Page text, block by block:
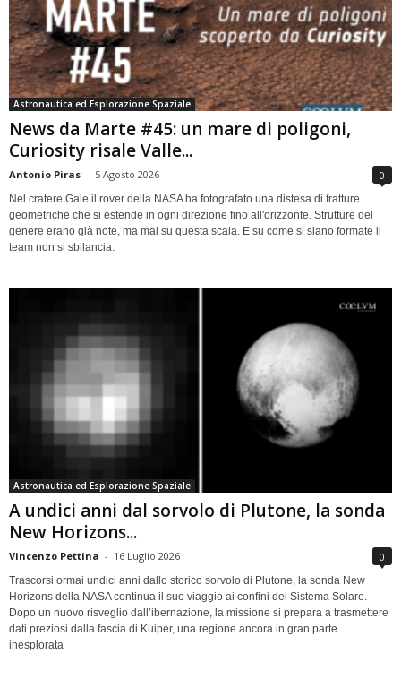
Astronautica ed Esplorazione Spaziale
News da Marte #45: un mare di poligoni,
Curiosity risale Valle...
Antonio Piras - 5 Agosto 2026 0
Nel cratere Gale il rover della NASA ha fotografato una distesa di fratture
geometriche che si estende in ogni direzione fino all'orizzonte. Strutture del
genere erano già note, ma mai su questa scala. E su come si siano formate il
team non si sbilancia.
Astronautica ed Esplorazione Spaziale
A undici anni dal sorvolo di Plutone, la sonda
New Horizons...
Vincenzo Pettina - 16 Luglio 2026 0
Trascorsi ormai undici anni dallo storico sorvolo di Plutone, la sonda New
Horizons della NASA continua il suo viaggio ai confini del Sistema Solare.
Dopo un nuovo risveglio dall’ibernazione, la missione si prepara a trasmettere
dati preziosi dalla fascia di Kuiper, una regione ancora in gran parte
inesplorata